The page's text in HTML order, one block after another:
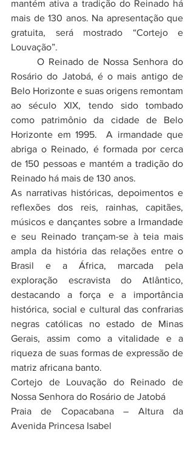
mantém ativa a tradição do Reinado há
mais de 130 anos. Na apresentação que
gratuita, será mostrado “Cortejo e
Louvação”.
O Reinado de Nossa Senhora do
Rosário do Jatobá, é o mais antigo de
Belo Horizonte e suas origens remontam
ao século XIX, tendo sido tombado
como patrimônio da cidade de Belo
Horizonte em 1995.  A irmandade que
abriga o Reinado, é formada por cerca
de 150 pessoas e mantém a tradição do
Reinado há mais de 130 anos.
As narrativas históricas, depoimentos e
reflexões dos reis, rainhas, capitães,
músicos e dançantes sobre a Irmandade
e seu Reinado trançam-se à teia mais
ampla da história das relações entre o
Brasil e a África, marcada pela
exploração escravista do Atlântico,
destacando a força e a importância
histórica, social e cultural das confrarias
negras católicas no estado de Minas
Gerais, assim como a vitalidade e a
riqueza de suas formas de expressão de
matriz africana banto.
Cortejo de Louvação do Reinado de
Nossa Senhora do Rosário de Jatobá
Praia de Copacabana – Altura da
Avenida Princesa Isabel